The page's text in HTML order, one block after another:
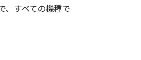
、すべての機種で